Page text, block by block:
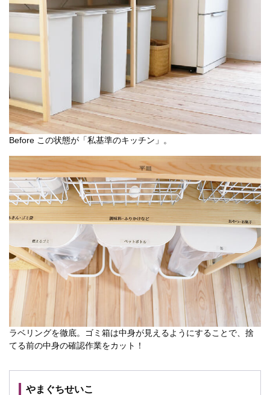
Before この状態が「私基準のキッチン」。
ラベリングを徹底。ゴミ箱は中身が見えるようにすることで、捨
てる前の中身の確認作業をカット！
やまぐちせいこ